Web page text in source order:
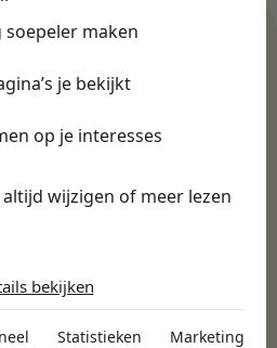
soepeler maken
je bekijkt
op je interesses
wijzigen of meer lezen
een website bruikbaar te
bekijken
Statistieken Marketing
dan 500+
Techniek, Productie, Logistiek & Groen